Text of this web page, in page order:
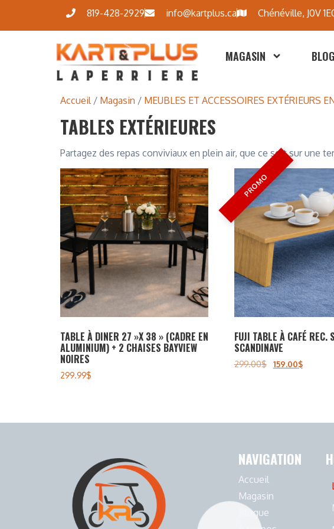
819-428-2929 info@kartplus.ca Chénéville, J0V
MAGASIN
Accueil / Magasin / MEUBLES ET ACCESSOIRES EXTÉRIEURS
TABLES EXTÉRIEURES
Partagez des repas conviviaux en plein air, que ce soit sur une
TABLE À DINER 27 »X 38 » (CADRE EN
ALUMINIUM) + 2 CHAISES BAYVIEW
NOIRES
299.99$
FUJI TABLE À CAFÉ REC.
SCANDINAVE
299.00$ 159.00$
NAVIGATION
Accueil
Magasin
Blogue